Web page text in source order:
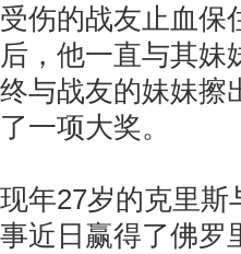
受伤的战友止血保
后，他一直与其妹
终与战友的妹妹擦
了一项大奖。
现年27岁的克里斯
事近日赢得了佛罗